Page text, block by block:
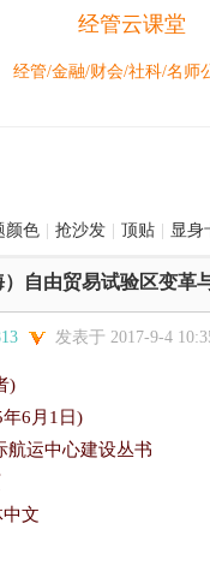
经管云课堂
经管/金融/财会/社科/名师
颜色 抢沙发 顶贴 显身
）自由贸易试验区变革
发表于 2017-9-4
)
年6 月 1 日)
航运中心建设丛书
文